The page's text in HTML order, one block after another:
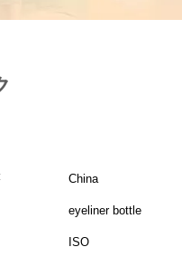
China
eyeliner bottle
ISO